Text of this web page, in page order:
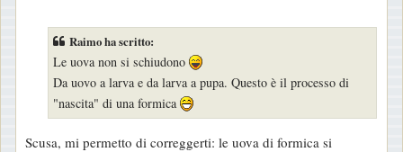
i
Raimo ha scritto:
Le uova non si schiudono
Da uovo a larva e da larva a pupa. Questo è il processo di
"nascita" di una formica
Scusa, mi permetto di correggerti: le uova di formica si